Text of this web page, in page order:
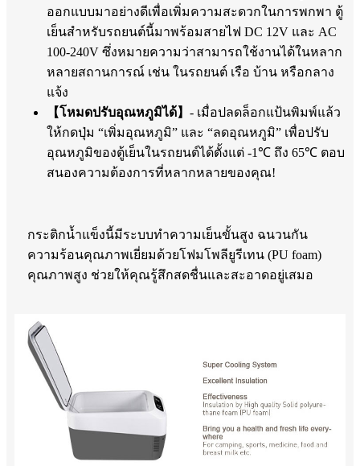
ออกแบบมาอย่างดีเพื่อเพิ่มความสะดวกในการพกพา ตู้
เย็นสำหรับรถยนต์นี้มาพร้อมสายไฟ DC 12V และ AC
100-240V ซึ่งหมายความว่าสามารถใช้งานได้ในหลาก
หลายสถานการณ์ เช่น ในรถยนต์ เรือ บ้าน หรือกลาง
แจ้ง
【โหมดปรับอุณหภูมิได้】 - เมื่อปลดล็อกแป้นพิมพ์แล้ว
ให้กดปุ่ม “เพิ่มอุณหภูมิ” และ “ลดอุณหภูมิ” เพื่อปรับ
อุณหภูมิของตู้เย็นในรถยนต์ได้ตั้งแต่ -1℃ ถึง 65℃ ตอบ
สนองความต้องการที่หลากหลายของคุณ!
กระติกน้ำแข็งนี้มีระบบทำความเย็นขั้นสูง ฉนวนกัน
ความร้อนคุณภาพเยี่ยมด้วยโฟมโพลียูรีเทน (PU foam)
คุณภาพสูง ช่วยให้คุณรู้สึกสดชื่นและสะอาดอยู่เสมอ